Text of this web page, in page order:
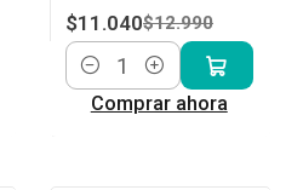
$11.040$12.990
Cantidad
Comprar ahora